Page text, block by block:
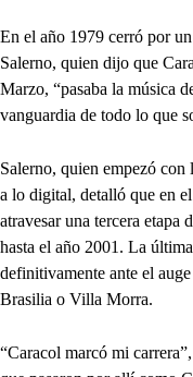
En el año 1979 cerró por
Salerno, quien dijo que
Marzo, “pasaba la música
vanguardia de todo lo que
Salerno, quien empezó
a lo digital, detalló que en
atravesar una tercera etapa
hasta el año 2001. La
definitivamente ante el
Brasilia o Villa Morra.
“Caracol marcó mi